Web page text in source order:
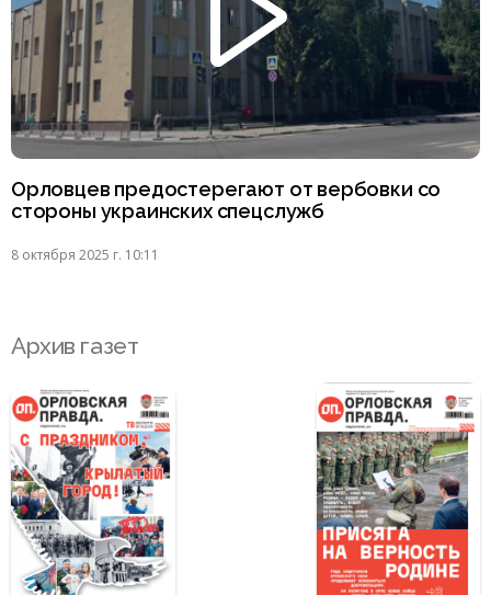
Орловцев предостерегают от вербовки со
стороны украинских спецслужб
8 октября 2025 г. 10:11
Архив газет